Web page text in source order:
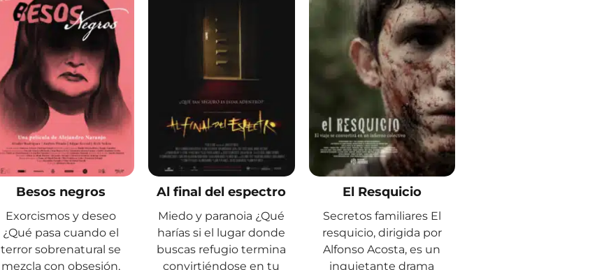
Besos negros
Exorcismos y deseo
¿Qué pasa cuando el
terror sobrenatural se
mezcla con obsesión,
Al final del espectro
Miedo y paranoia ¿Qué
harías si el lugar donde
buscas refugio termina
convirtiéndose en tu
El Resquicio
Secretos familiares El
resquicio, dirigida por
Alfonso Acosta, es un
inquietante drama